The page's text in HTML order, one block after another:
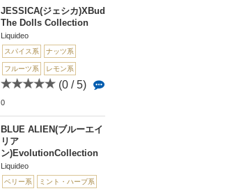
JESSICA(ジェシカ)XBud
The Dolls Collection
Liquideo
スパイス系 ナッツ系
フルーツ系 レモン系
(0 / 5)
0
BLUE ALIEN(ブルーエイ
リア
ン)EvolutionCollection
Liquideo
ベリー系 ミント・ハーブ系